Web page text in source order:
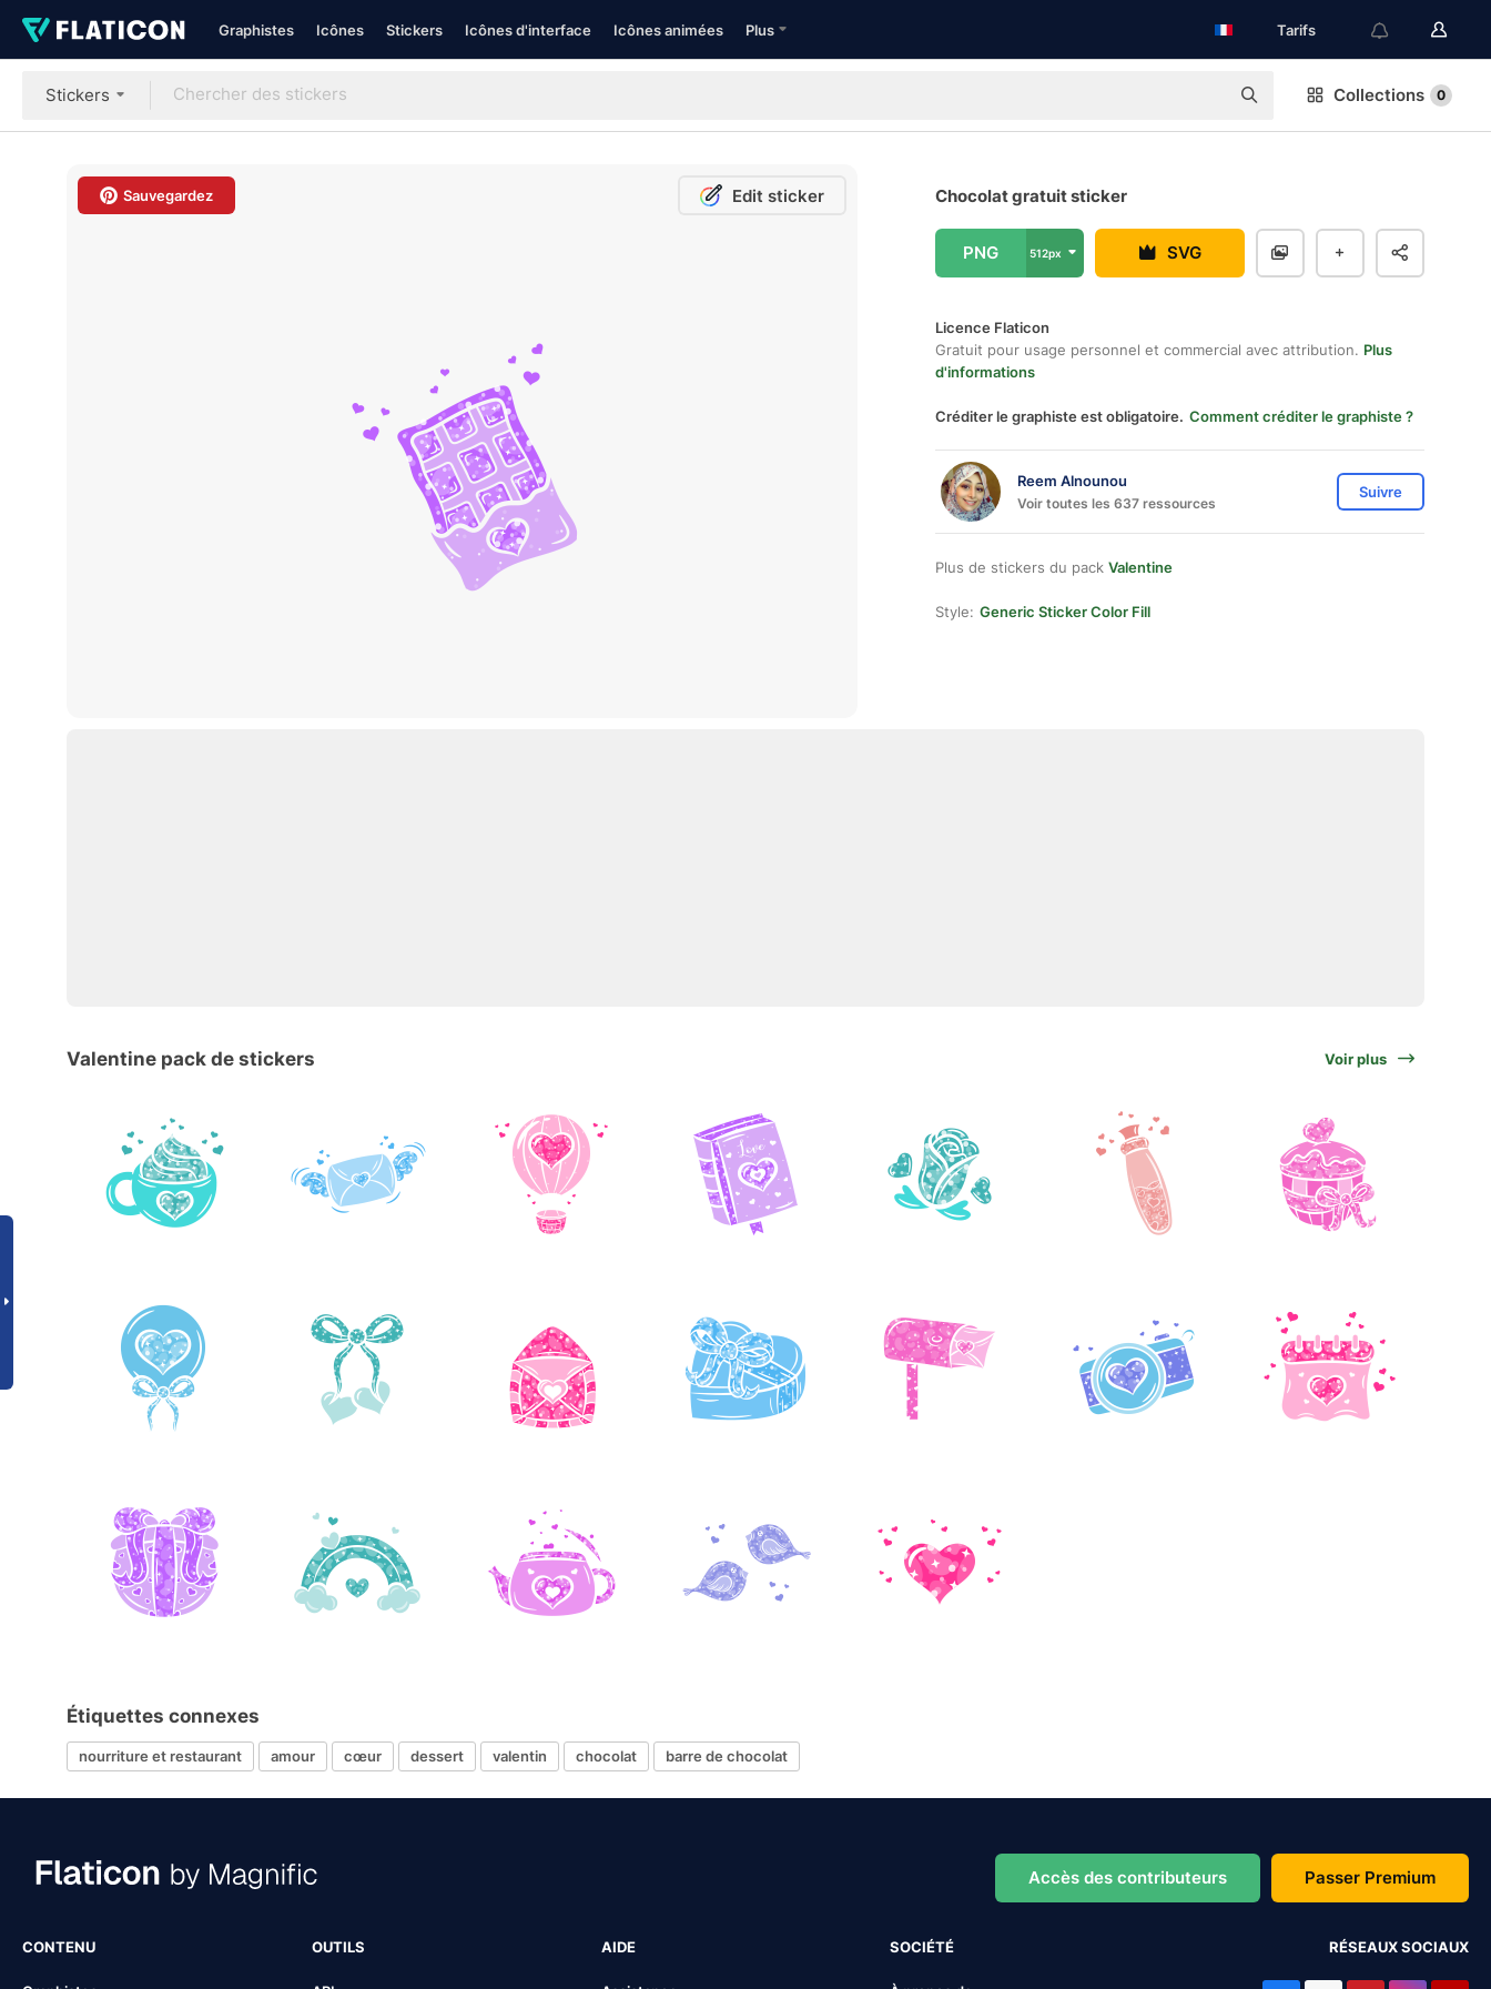
Graphistes Icônes Stickers Icônes d'interface Icônes animées Plus Tarifs
Stickers Collections 0
Sauvegardez Edit sticker Chocolat gratuit sticker
PNG 512px SVG
Licence Flaticon
Gratuit pour usage personnel et commercial avec attribution. Plus
d'informations
Créditer le graphiste est obligatoire. Comment créditer le graphiste ?
Reem Alnounou
Voir toutes les 637 ressources
Suivre
Plus de stickers du pack Valentine
Style: Generic Sticker Color Fill
Valentine pack de stickers Voir plus
Étiquettes connexes
nourriture et restaurant amour cœur dessert valentin chocolat barre de chocolat
Accès des contributeurs Passer Premium
CONTENU OUTILS AIDE SOCIÉTÉ RÉSEAUX SOCIAUX